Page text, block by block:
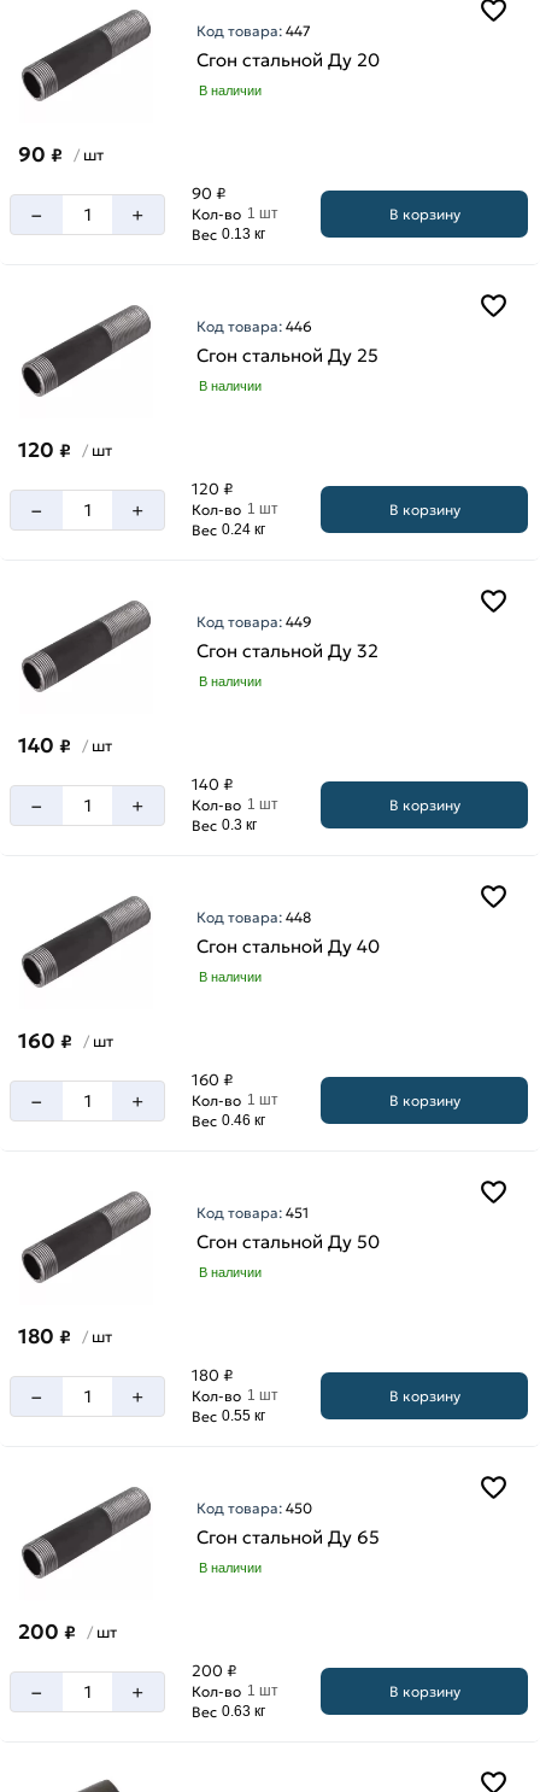
Код товара:447
Сгон стальной Ду 20
В наличии
90 ₽ / шт
– +
90 ₽
Кол-во 1 шт
Вес 0.13 кг
В корзину
Код товара:446
Сгон стальной Ду 25
В наличии
120 ₽ / шт
– +
120 ₽
Кол-во 1 шт
Вес 0.24 кг
В корзину
Код товара:449
Сгон стальной Ду 32
В наличии
140 ₽ / шт
– +
140 ₽
Кол-во 1 шт
Вес 0.3 кг
В корзину
Код товара:448
Сгон стальной Ду 40
В наличии
160 ₽ / шт
– +
160 ₽
Кол-во 1 шт
Вес 0.46 кг
В корзину
Код товара:451
Сгон стальной Ду 50
В наличии
180 ₽ / шт
– +
180 ₽
Кол-во 1 шт
Вес 0.55 кг
В корзину
Код товара:450
Сгон стальной Ду 65
В наличии
200 ₽ / шт
– +
200 ₽
Кол-во 1 шт
Вес 0.63 кг
В корзину